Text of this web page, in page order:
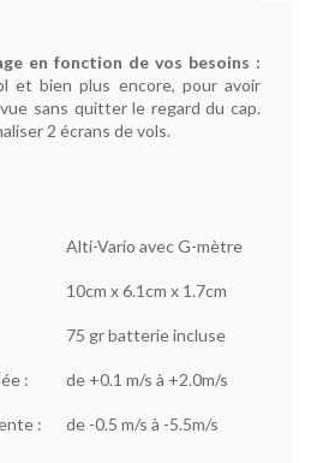
en fonction de vos besoins :
et bien plus encore, pour avoir
sans quitter le regard du cap.
2 écrans de vols.
Alti-Vario avec G-mètre
10cm x 6.1cm x 1.7cm
75 gr batterie incluse
: de +0.1 m/s à +2.0m/s
: de -0.5 m/s à -5.5m/s